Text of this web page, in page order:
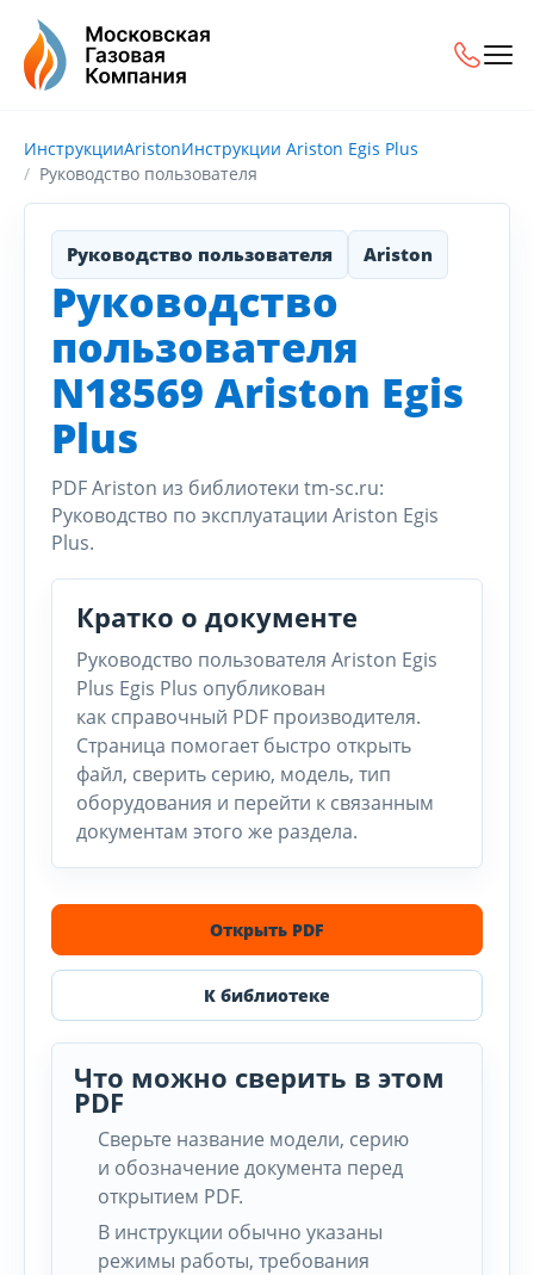
ИнструкцииAristonИнструкции Ariston Egis Plus
Руководство пользователя
Руководство пользователя Ariston
Руководство
пользователя
N18569 Ariston Egis
Plus
PDF Ariston из библиотеки tm-sc.ru:
Руководство по эксплуатации Ariston Egis
Plus.
Кратко о документе
Руководство пользователя Ariston Egis
Plus Egis Plus опубликован
как справочный PDF производителя.
Страница помогает быстро открыть
файл, сверить серию, модель, тип
оборудования и перейти к связанным
документам этого же раздела.
Открыть PDF
К библиотеке
Что можно сверить в этом
PDF
Сверьте название модели, серию
и обозначение документа перед
открытием PDF.
В инструкции обычно указаны
режимы работы, требования